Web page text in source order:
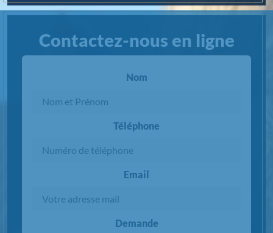
Contactez-nous en ligne
Nom
Téléphone
Email
Demande